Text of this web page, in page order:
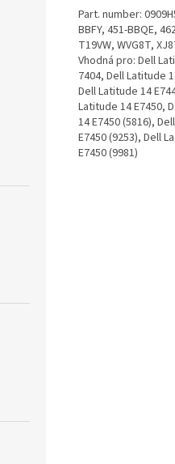
Part. number:
BBFY, 451-BBQE,
T19VW, WVG8T,
Vhodná pro: Dell
7404, Dell Latitude
Dell Latitude 14
Latitude 14 E7450,
14 E7450 (5816),
E7450 (9253), Dell
E7450 (9981)